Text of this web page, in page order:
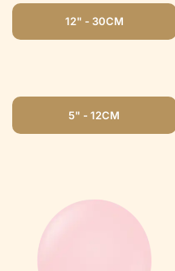
12" - 30CM
5" - 12CM